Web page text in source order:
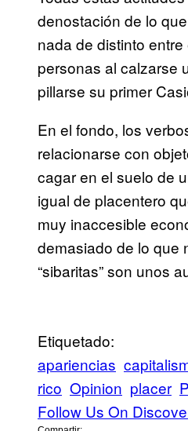
denostación de lo
nada de distinto
personas al calzarse
pillarse su primer
En el fondo, los
relacionarse con
cagar en el suelo de
igual de placentero
muy inaccesible
demasiado de lo que
“sibaritas” son unos
Etiquetado:
apariencias
rico Opinion placer
Follow Us On